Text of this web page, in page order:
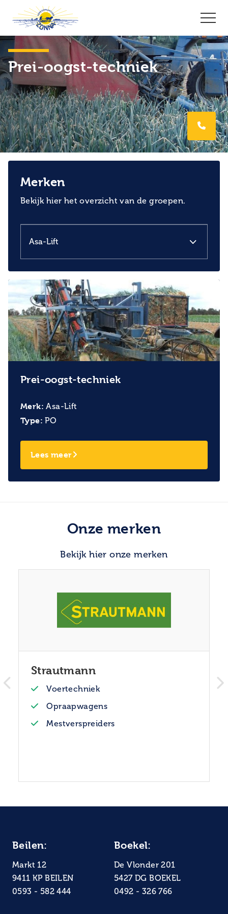
Prei-oogst-techniek
Merken
Bekijk hier het overzicht van de groepen.
Prei-oogst-techniek
Merk: Asa-Lift
Type: PO
Lees meer
Onze merken
Bekijk hier onze merken
Strautmann
Voertechniek
Opraapwagens
Mestverspreiders
Beilen:
Markt 12
9411 KP BEILEN
0593 - 582 444
Boekel:
De Vlonder 201
5427 DG BOEKEL
0492 - 326 766